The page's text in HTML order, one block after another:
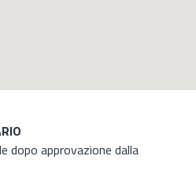
dopo approvazione dalla